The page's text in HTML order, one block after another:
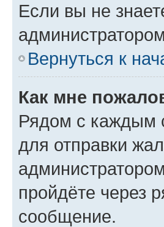
Если вы не
Вернуться к
Как мне
Рядом с каждым
для отправки
пройдёте через
сообщение.